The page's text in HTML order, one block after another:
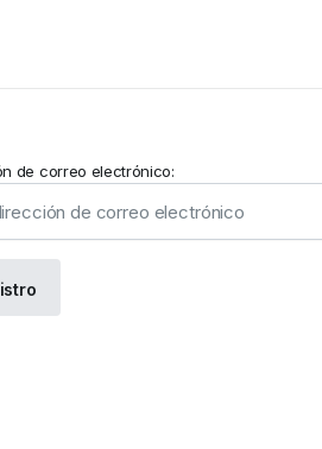
de correo electrónico: